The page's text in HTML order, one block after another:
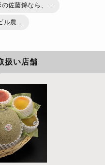
佐藤錦なら、...
ル農...
扱い店舗